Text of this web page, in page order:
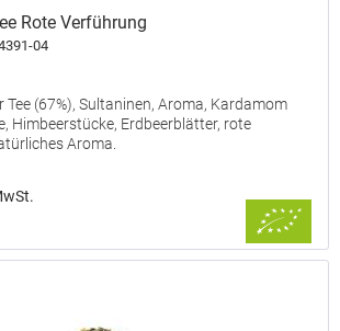
Rote Verführung
04
(67%), Sultaninen, Aroma, Kardamom
Himbeerstücke, Erdbeerblätter, rote
Aroma.